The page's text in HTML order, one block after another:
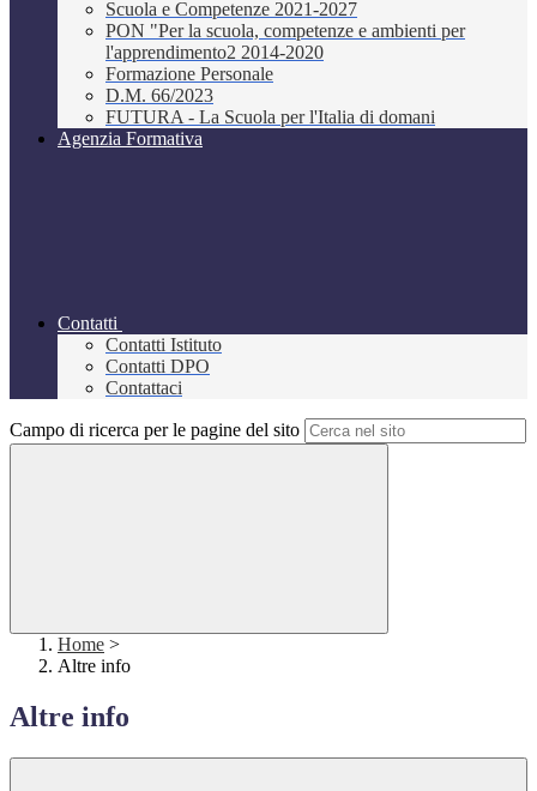
Scuola e Competenze 2021-2027
PON "Per la scuola, competenze e ambienti per
l'apprendimento2 2014-2020
Formazione Personale
D.M. 66/2023
FUTURA - La Scuola per l'Italia di domani
Agenzia Formativa
Contatti
Contatti Istituto
Contatti DPO
Contattaci
Campo di ricerca per le pagine del sito
Home >
Altre info
Altre info